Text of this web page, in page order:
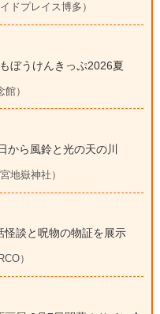
ドプレイス博多）
ぼうけんきっぷ2026夏
）
から風鈴と光の天の川
地嶽神社）
怪談と呪物の物証を展示
）